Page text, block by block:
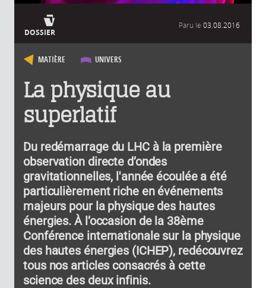
DOSSIER
Paru le 03.08.2016
MATIÈRE UNIVERS
La physique au
superlatif
Du redémarrage du LHC à la première
observation directe d’ondes
gravitationnelles, l'année écoulée a été
particulièrement riche en événements
majeurs pour la physique des hautes
énergies. À l’occasion de la 38ème
Conférence internationale sur la physique
des hautes énergies (ICHEP), redécouvrez
tous nos articles consacrés à cette
science des deux infinis.